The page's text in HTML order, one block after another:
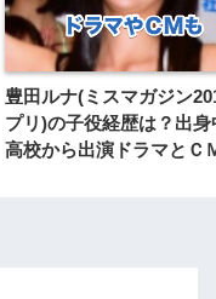
豊田ルナ(ミスマガジン
プリ)の子役経歴は？出
高校から出演ドラマとＣ